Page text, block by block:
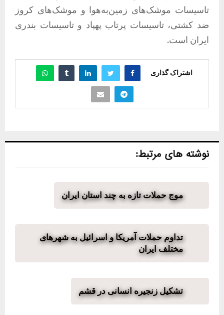
تاسیسات موشک‌های زمین‌به‌هوا و موشک‌های کروز
ضد کشتی، تاسیسات پرتاب پهپاد و تاسیسات بندری
ایران است.
اشتراک گذاری
نوشته های مرتبط:
موج حملات تازه به چند استان ایران
تداوم حملات آمریکا و اسرائیل به شهرهای
مختلف ایران
تشکیل زنجیره انسانی در قشم